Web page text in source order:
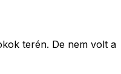
terén. De nem volt a